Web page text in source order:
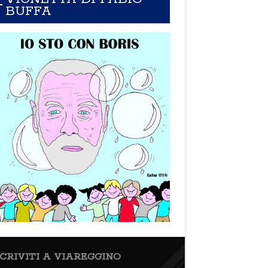
BUFFA
A VIAREGGINO